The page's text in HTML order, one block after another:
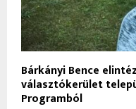
Bárkányi Bence
választókerület
Programból